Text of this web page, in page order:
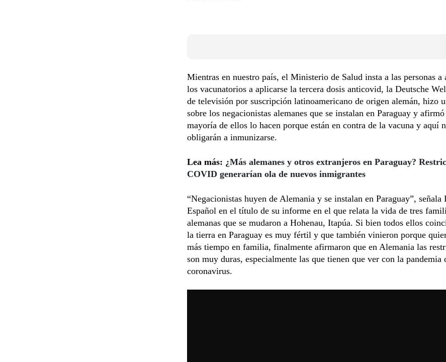
Mientras en nuestro país, el Ministerio de Salud insta a las personas a
los vacunatorios a aplicarse la tercera dosis anticovid, la Deutsche
de televisión por suscripción latinoamericano de origen alemán, hizo
sobre los negacionistas alemanes que se instalan en Paraguay y
mayoría de ellos lo hacen porque están en contra de la vacuna y aquí
obligarán a inmunizarse.
Lea más: ¿Más alemanes y otros extranjeros en Paraguay?
COVID generarían ola de nuevos inmigrantes
“Negacionistas huyen de Alemania y se instalan en Paraguay”, señala
Español en el título de su informe en el que relata la vida de tres
alemanas que se mudaron a Hohenau, Itapúa. Si bien todos ellos
la tierra en Paraguay es muy fértil y que también vinieron porque
más tiempo en familia, finalmente afirmaron que en Alemania las
son muy duras, especialmente las que tienen que ver con la pandemia
coronavirus.